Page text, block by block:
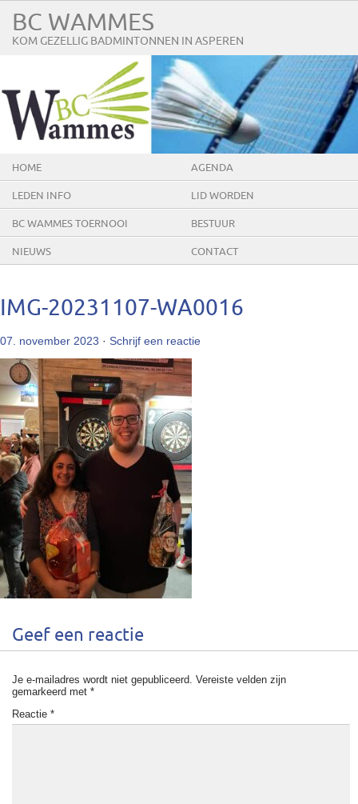
BC WAMMES
KOM GEZELLIG BADMINTONNEN IN ASPEREN
HOME AGENDA
LEDEN INFO LID WORDEN
BC WAMMES TOERNOOI BESTUUR
NIEUWS CONTACT
IMG-20231107-WA0016
07. november 2023 · Schrijf een reactie
Geef een reactie
Je e-mailadres wordt niet gepubliceerd. Vereiste velden zijn
gemarkeerd met *
Reactie *